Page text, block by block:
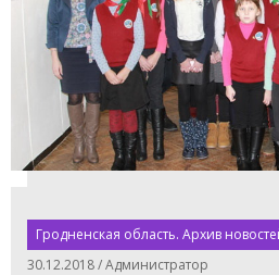
Гродненская область. Архив
30.12.2018 / Администратор